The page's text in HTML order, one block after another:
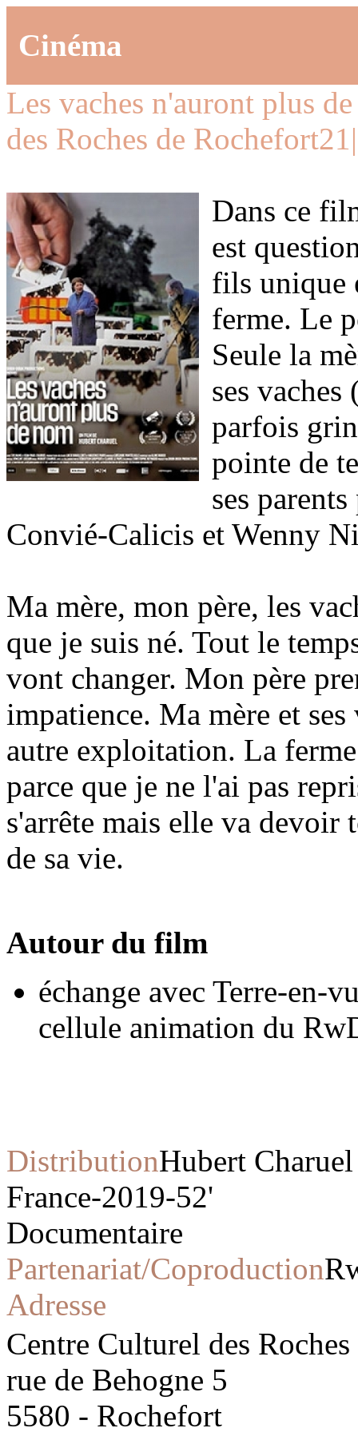
Cinéma
Les vaches n'auront plus
des Roches de Rochefort
Dans ce
est
fils unique
ferme. Le
Seule la
ses
parfois
pointe de
ses
Convié-Calicis et Wenny
Ma mère, mon père, les
que je suis né. Tout le
vont changer. Mon père
impatience. Ma mère et
autre exploitation. La
parce que je ne l'ai pas
s'arrête mais elle va devoir
de sa vie.
Autour du film
échange avec Terre-en-
cellule animation du
DistributionHubert Charuel
France-2019-52'
Documentaire
Partenariat/Coproduction
Adresse
Centre Culturel des
rue de Behogne 5
5580 - Rochefort